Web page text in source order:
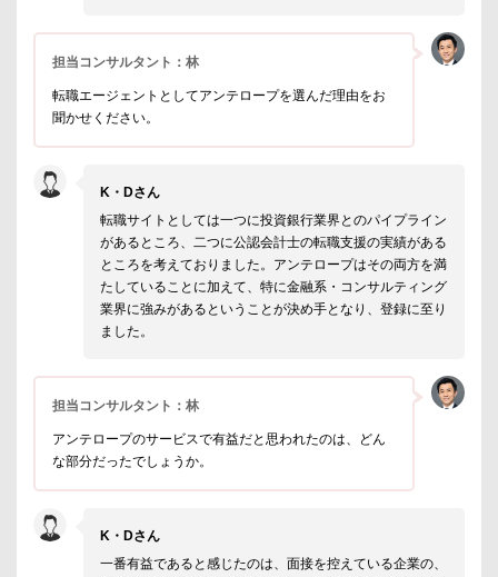
担当コンサルタント：林
転職エージェントとしてアンテロープを選んだ理由をお
聞かせください。
K・Dさん
転職サイトとしては一つに投資銀行業界とのパイプライン
があるところ、二つに公認会計士の転職支援の実績がある
ところを考えておりました。アンテロープはその両方を満
たしていることに加えて、特に金融系・コンサルティング
業界に強みがあるということが決め手となり、登録に至り
ました。
担当コンサルタント：林
アンテロープのサービスで有益だと思われたのは、どん
な部分だったでしょうか。
K・Dさん
一番有益であると感じたのは、面接を控えている企業の、